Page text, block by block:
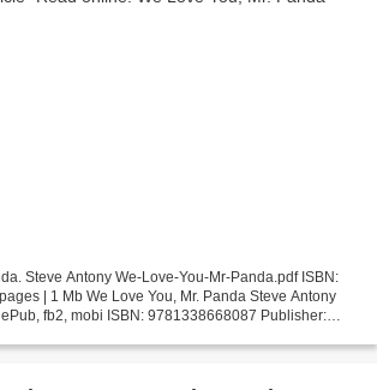
Steve Antony We-Love-You-Mr-Panda.pdf ISBN:
| 1 Mb We Love You, Mr. Panda Steve Antony
fb2, mobi ISBN: 9781338668087 Publisher: